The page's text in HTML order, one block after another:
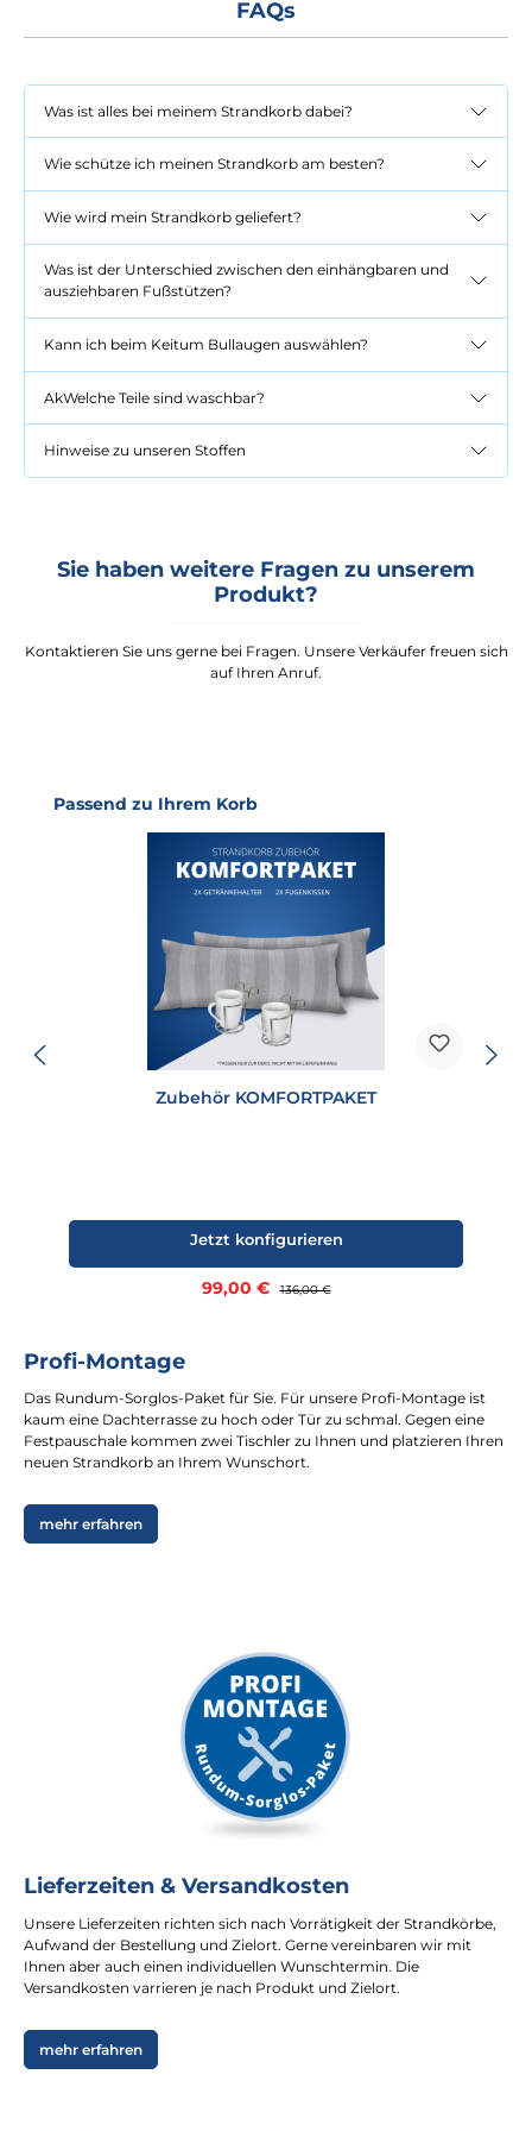
FAQs
Was ist alles bei meinem Strandkorb dabei?
Wie schütze ich meinen Strandkorb am besten?
Wie wird mein Strandkorb geliefert?
Was ist der Unterschied zwischen den einhängbaren und
ausziehbaren Fußstützen?
Kann ich beim Keitum Bullaugen auswählen?
AkWelche Teile sind waschbar?
Hinweise zu unseren Stoffen
Sie haben weitere Fragen zu unserem
Produkt?
Kontaktieren Sie uns gerne bei Fragen. Unsere Verkäufer freuen sich
auf Ihren Anruf.
Produktgalerie überspringen
Passend zu Ihrem Korb
Zubehör KOMFORTPAKET
Verkaufspreis:
99,00 € Regulärer Preis:
136,00 €
Jetzt konfigurieren
Profi-Montage
Das Rundum-Sorglos-Paket für Sie. Für unsere Profi-Montage ist
kaum eine Dachterrasse zu hoch oder Tür zu schmal. Gegen eine
Festpauschale kommen zwei Tischler zu Ihnen und platzieren Ihren
neuen Strandkorb an Ihrem Wunschort.
mehr erfahren
Lieferzeiten & Versandkosten
Unsere Lieferzeiten richten sich nach Vorrätigkeit der Strandkörbe,
Aufwand der Bestellung und Zielort. Gerne vereinbaren wir mit
Ihnen aber auch einen individuellen Wunschtermin. Die
Versandkosten varrieren je nach Produkt und Zielort.
mehr erfahren